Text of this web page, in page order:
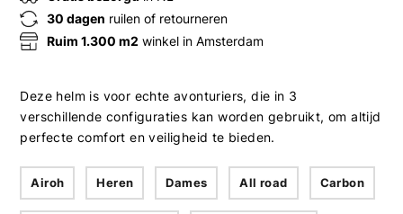
30 dagen ruilen of retourneren
Ruim 1.300 m2 winkel in Amsterdam
Deze helm is voor echte avonturiers, die in 3
verschillende configuraties kan worden gebruikt, om altijd
perfecte comfort en veiligheid te bieden.
Airoh Heren Dames All road Carbon